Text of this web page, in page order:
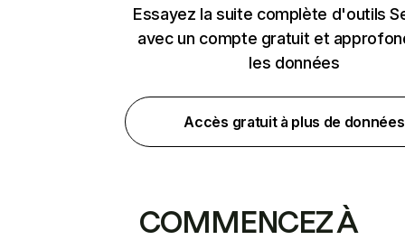
Essayez la suite complète d'outils
avec un compte gratuit et
les données
Accès gratuit à plus de données
COMMENCEZ À